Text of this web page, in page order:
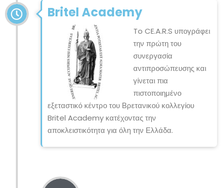
Britel Academy
To CE.A.R.S υπογράφει
την πρώτη του
συνεργασία
αντιπροσώπευσης και
γίνεται πια
πιστοποιημένο
εξεταστικό κέντρο του Βρετανικού κολλεγίου
Britel Academy κατέχοντας την
αποκλειστικότητα για όλη την Ελλάδα.